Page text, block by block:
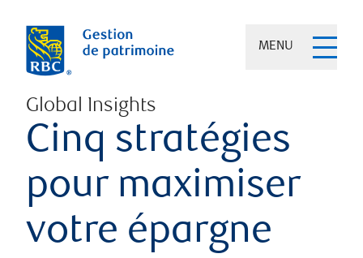
MENU
Global Insights
Cinq stratégies
pour maximiser
votre épargne